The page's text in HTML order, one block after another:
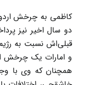
کاظمی به چرخش
دو سال اخیر نیز
قبلی‌اش نسبت به
و امارات یک
همچنان که وی با